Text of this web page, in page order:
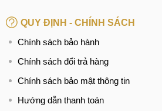
QUY ĐỊNH - CHÍNH SÁCH
Chính sách bảo hành
Chính sách đổi trả hàng
Chính sách bảo mật thông tin
Hướng dẫn thanh toán